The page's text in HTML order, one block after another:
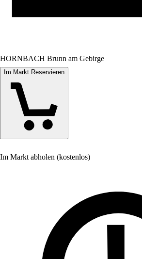
HORNBACH Brunn am Gebirge
Im Markt Reservieren
Im Markt abholen (kostenlos)